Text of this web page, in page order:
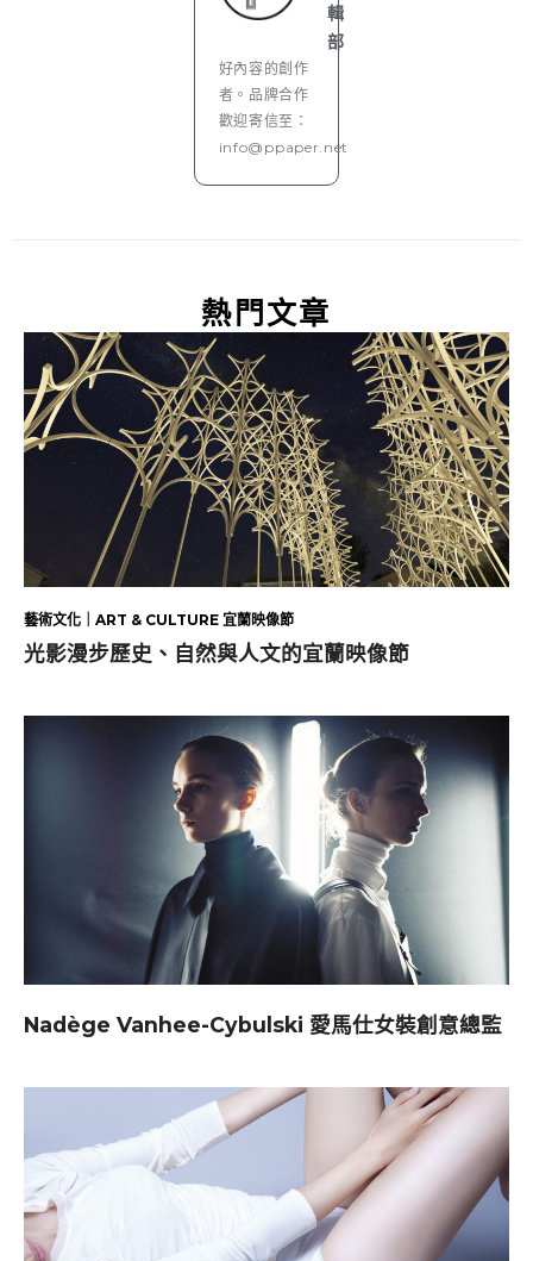
輯
部
好內容的創作
者。品牌合作
歡迎寄信至：
info@ppaper.net
熱門文章
藝術文化｜ART & CULTURE 宜蘭映像節
光影漫步歷史、自然與人文的宜蘭映像節
Nadège Vanhee-Cybulski 愛馬仕女裝創意總監